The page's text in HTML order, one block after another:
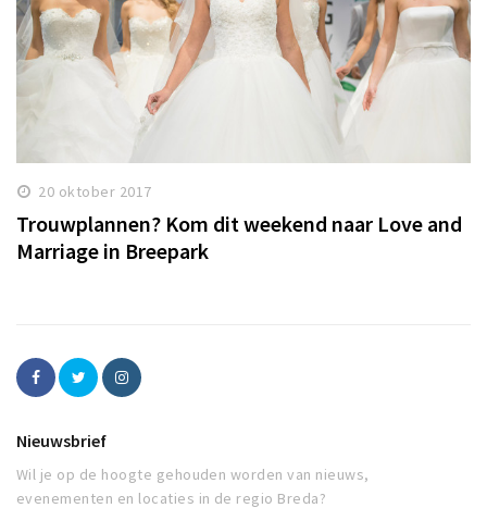
20 oktober 2017
Trouwplannen? Kom dit weekend naar Love and
Marriage in Breepark
Nieuwsbrief
Wil je op de hoogte gehouden worden van nieuws,
evenementen en locaties in de regio Breda?